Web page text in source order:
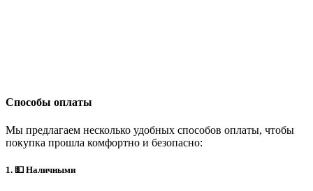
Способы оплаты
Мы предлагаем несколько удобных способов оплаты, чтобы
покупка прошла комфортно и безопасно:
1. 💵 Наличными